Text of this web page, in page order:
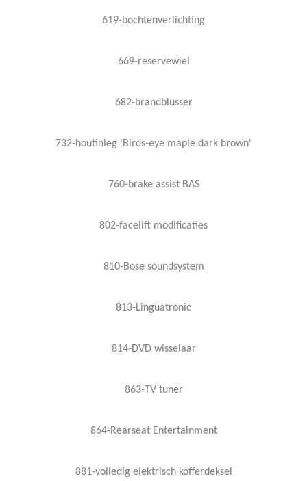
619-bochtenverlichting
669-reservewiel
682-brandblusser
732-houtinleg 'Birds-eye maple dark brown'
760-brake assist BAS
802-facelift modificaties
810-Bose soundsystem
813-Linguatronic
814-DVD wisselaar
863-TV tuner
864-Rearseat Entertainment
881-volledig elektrisch kofferdeksel